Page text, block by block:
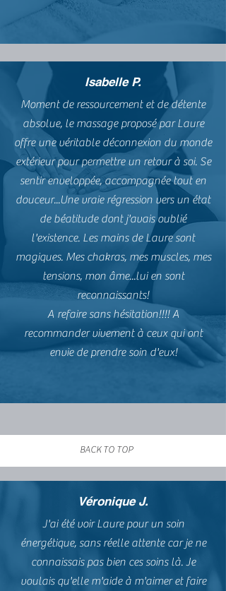
Isabelle P.
Moment de ressourcement et de détente
absolue, le massage proposé par Laure
offre une véritable déconnexion du monde
extérieur pour permettre un retour à soi. Se
sentir enveloppée, accompagnée tout en
douceur...Une vraie régression vers un état
de béatitude dont j'avais oublié
l'existence. Les mains de Laure sont
magiques. Mes chakras, mes muscles, mes
tensions, mon âme...lui en sont
reconnaissants!
A refaire sans hésitation!!!! A
recommander vivement à ceux qui ont
envie de prendre soin d'eux!
BACK TO TOP
Véronique J.
J'ai été voir Laure pour un soin
énergétique, sans réelle attente car je ne
connaissais pas bien ces soins là. Je
voulais qu'elle m'aide à m'aimer et faire